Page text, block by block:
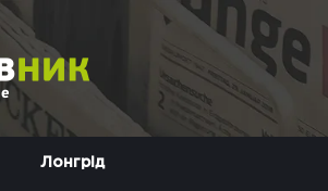
Лонгрід